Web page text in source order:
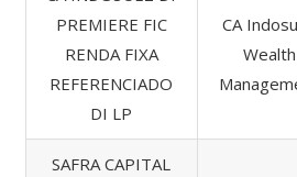
PREMIERE FIC
RENDA FIXA
REFERENCIADO
DI LP
CA
Wealth
SAFRA CAPITAL